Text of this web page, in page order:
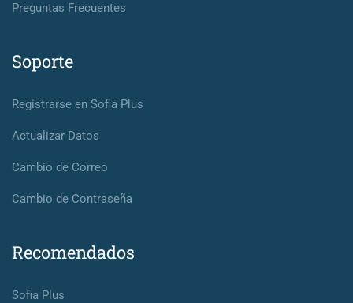
Preguntas Frecuentes
Soporte
Registrarse en Sofia Plus
Actualizar Datos
Cambio de Correo
Cambio de Contraseña
Recomendados
Sofia Plus